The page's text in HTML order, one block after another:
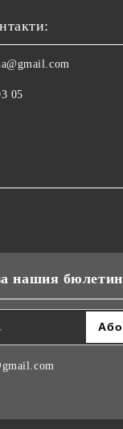
05
нашия бюлетин